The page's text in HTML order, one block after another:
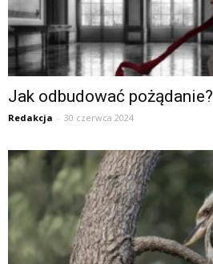
Jak odbudować pożądanie?
Redakcja - 30 czerwca 2024